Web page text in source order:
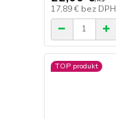
17,89 € bez DPH
TOP produkt